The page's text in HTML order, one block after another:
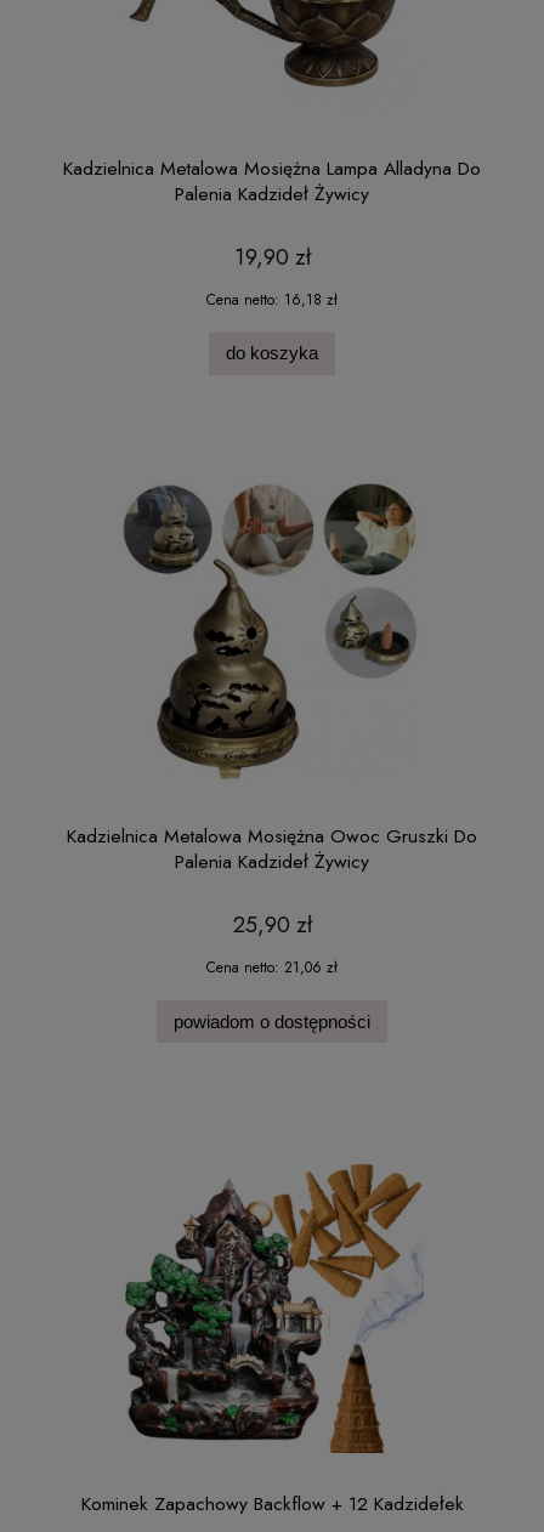
Kadzielnica Metalowa Mosiężna Lampa Alladyna Do
Palenia Kadzideł Żywicy
19,90 zł
Cena netto: 16,18 zł
do koszyka
Kadzielnica Metalowa Mosiężna Owoc Gruszki Do
Palenia Kadzideł Żywicy
25,90 zł
Cena netto: 21,06 zł
powiadom o dostępności
Kominek Zapachowy Backflow + 12 Kadzidełek